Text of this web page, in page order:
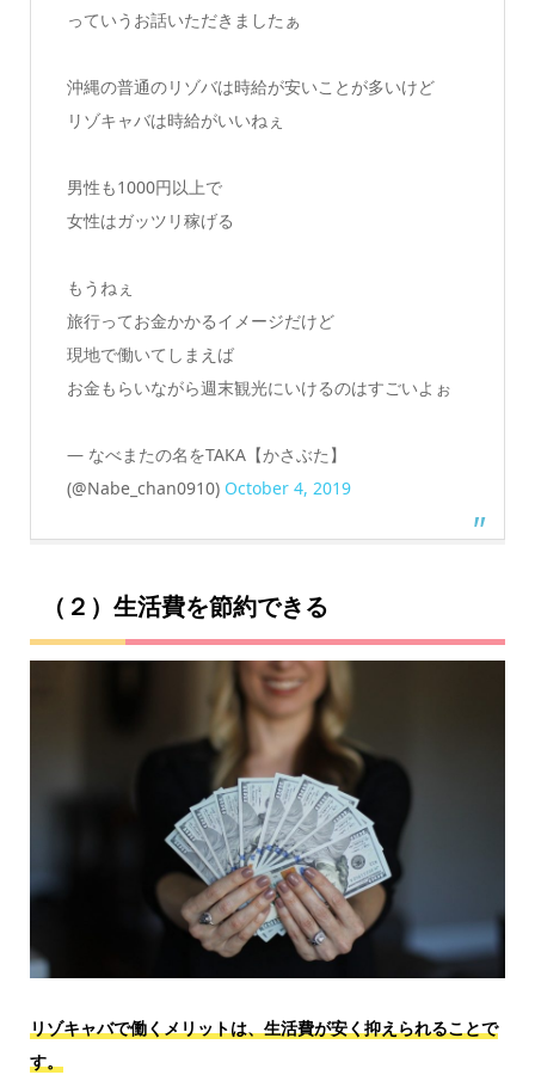
っていうお話いただきましたぁ
沖縄の普通のリゾバは時給が安いことが多いけど
リゾキャバは時給がいいねぇ
男性も1000円以上で
女性はガッツリ稼げる
もうねぇ
旅行ってお金かかるイメージだけど
現地で働いてしまえば
お金もらいながら週末観光にいけるのはすごいよぉ
— なべまたの名をTAKA【かさぶた】
(@Nabe_chan0910) October 4, 2019
（２）生活費を節約できる
リゾキャバで働くメリットは、生活費が安く抑えられることで
す。